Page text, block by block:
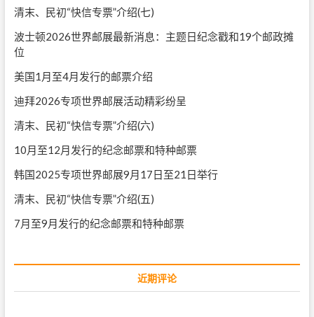
清末、民初“快信专票”介绍(七)
波士顿2026世界邮展最新消息：主题日纪念戳和19个邮政摊
位
美国1月至4月发行的邮票介绍
迪拜2026专项世界邮展活动精彩纷呈
清末、民初“快信专票”介绍(六)
10月至12月发行的纪念邮票和特种邮票
韩国2025专项世界邮展9月17日至21日举行
清末、民初“快信专票”介绍(五)
7月至9月发行的纪念邮票和特种邮票
近期评论